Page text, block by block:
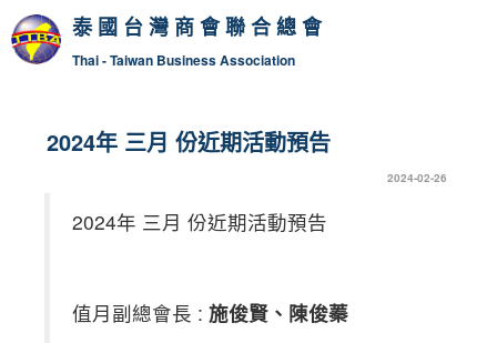
泰國台灣商會聯合總會
Thai - Taiwan Business Association
2024年 三月 份近期活動預告
2024-02-26
2024年 三月 份近期活動預告
值月副總會長 : 施俊賢、陳俊蓁